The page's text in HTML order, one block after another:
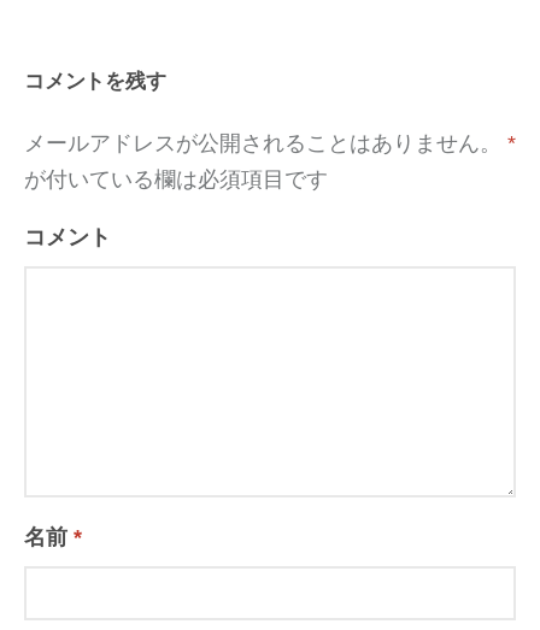
ビ
ー
シ
ョ
コメントを残す
メールアドレスが公開されることはありません。
*
が付いている欄は必須項目です
コメント
名前 *